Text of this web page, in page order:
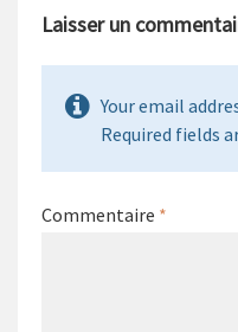
Laisser un
Your email
Required fields
Commentaire *